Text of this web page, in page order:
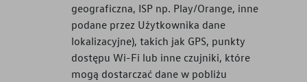
geograficzna, ISP np. Play/Orange, inne
podane przez Użytkownika dane
lokalizacyjne), takich jak GPS, punkty
dostępu Wi-Fi lub inne czujniki, które
mogą dostarczać dane w pobliżu